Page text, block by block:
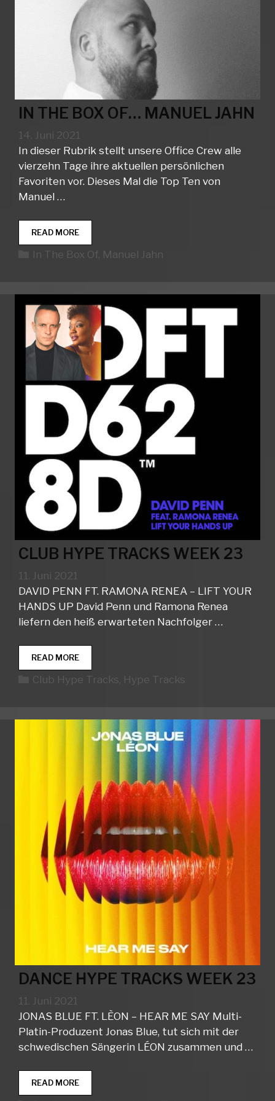
IN THE BOX OF… MANUEL JAHN
14. Juni 2021
In dieser Rubrik stellt unsere Office Crew alle
vierzehn Tage ihre aktuellen persönlichen
Favoriten vor. Dieses Mal die Top Ten von
Manuel …
READ MOREIN
THE
BOX
Kategorien
In The Box Of, Manuel Jahn
CLUB HYPE TRACKS WEEK 23
11. Juni 2021
DAVID PENN FT. RAMONA RENEA – LIFT YOUR
HANDS UP David Penn und Ramona Renea
liefern den heiß erwarteten Nachfolger …
READ MORECLUB
HYPE
TRACKS
Kategorien
Club Hype Tracks, Hype Tracks
DANCE HYPE TRACKS WEEK 23
11. Juni 2021
JONAS BLUE FT. LÈON – HEAR ME SAY Multi-
Platin-Produzent Jonas Blue, tut sich mit der
schwedischen Sängerin LÉON zusammen und …
READ MOREDANCE
HYPE